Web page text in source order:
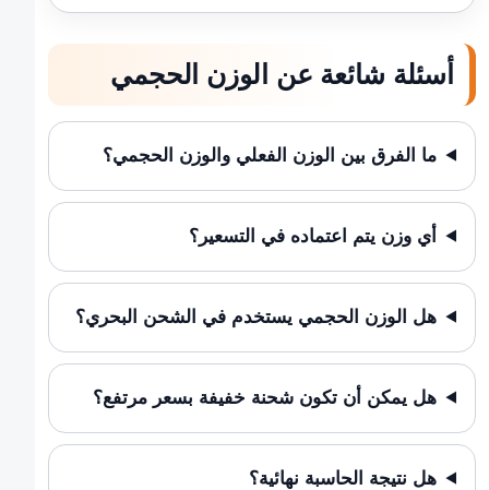
أسئلة شائعة عن الوزن الحجمي
ما الفرق بين الوزن الفعلي والوزن الحجمي؟
أي وزن يتم اعتماده في التسعير؟
هل الوزن الحجمي يستخدم في الشحن البحري؟
هل يمكن أن تكون شحنة خفيفة بسعر مرتفع؟
هل نتيجة الحاسبة نهائية؟